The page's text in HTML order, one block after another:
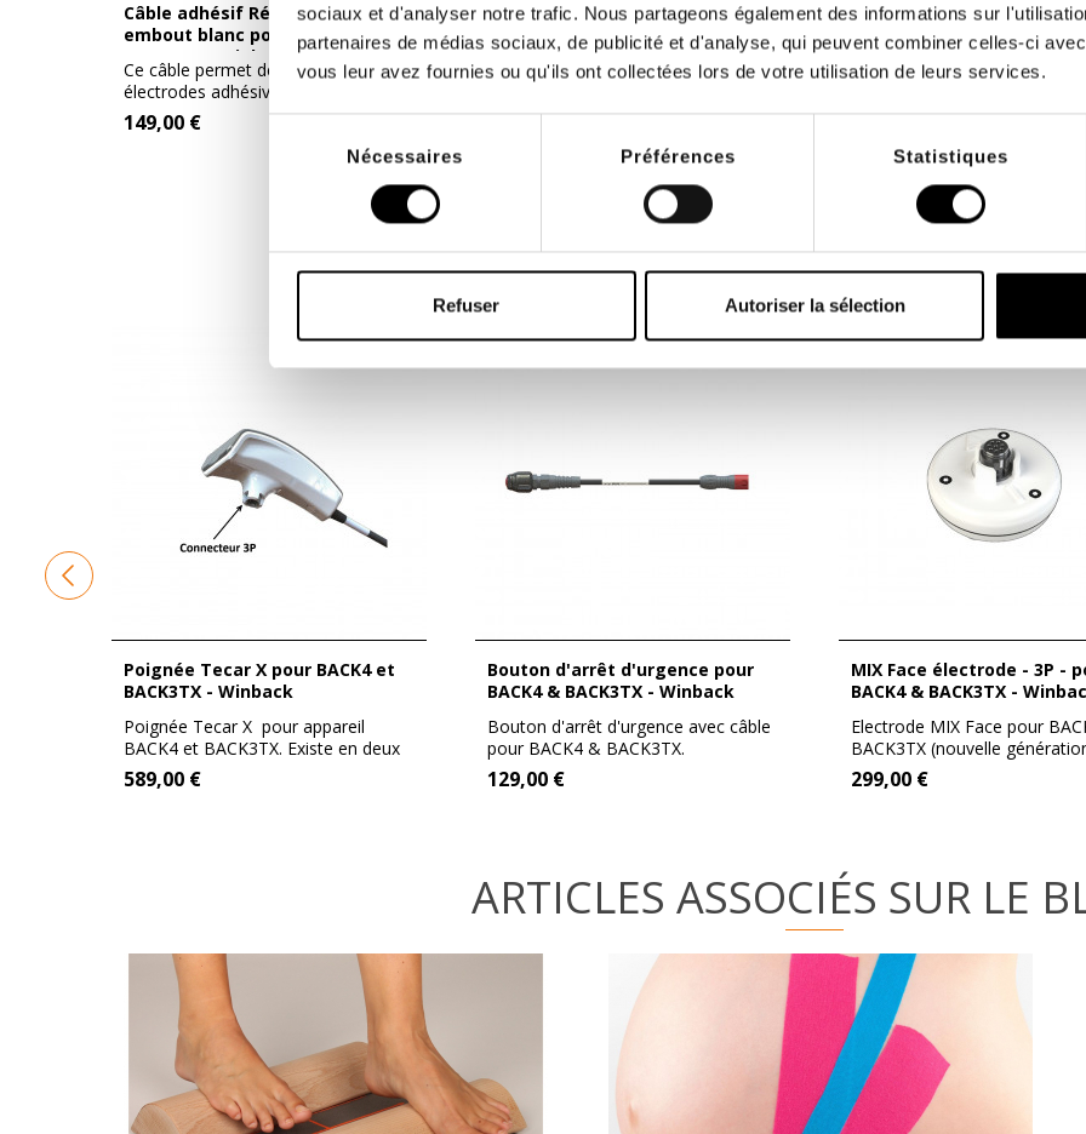
sociaux et d'analyser notre trafic. Nous partageons également des informations sur
partenaires de médias sociaux, de publicité et d'analyse, qui peuvent combiner celles-ci
vous leur avez fournies ou qu'ils ont collectées lors de votre utilisation de leurs services.
consentement
Nécessaires Préférences Statistiques
Refuser Autoriser la sélection
Câble adhésif Résistif (RET) -
embout blanc pour BACK4 &
BACK3TX - Winback
Ce câble permet de brancher vos
électrodes adhésives sur votre
BACK4 et...
149,00 €
Câble adhésif Neutral - embout
noir pour BACK4 & BACK3TX -
Winback
Ce câble permet de brancher vos
BACK4 et...
149,00 €
Le Pack Care+ pour BACK4 by
Winback
Découvrez le nouveau Pack
le...
DE MÊME MARQUE ET
Poignée Tecar X pour BACK4 et
BACK3TX - Winback
Poignée Tecar X pour appareil
BACK4 et BACK3TX. Existe en deux
versions...
589,00 €
Bouton d'arrêt d'urgence pour
BACK4 & BACK3TX - Winback
Bouton d'arrêt d'urgence avec câble
pour BACK4 & BACK3TX.
Référence...
129,00 €
MIX Face électrode - 3P - pour
BACK4 & BACK3TX -
Electrode MIX Face pour
BACK3TX (nouvelle
299,00 €
ARTICLES ASSOCIÉS SUR LE